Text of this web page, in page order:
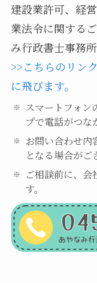
建設業許可、経
業法令に関する
み行政書士事務
>>こちらのリン
に飛びます。
スマートフォン
プで電話がつな
お問い合わせ内
となる場合がご
ご相談前に、
す。